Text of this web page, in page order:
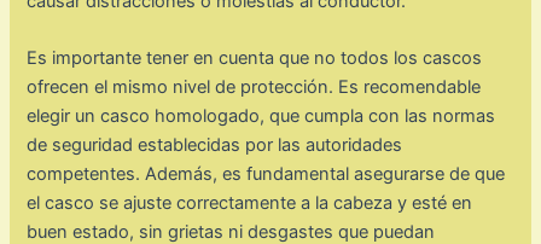
Es importante tener en cuenta que no todos los cascos
ofrecen el mismo nivel de protección. Es recomendable
elegir un casco homologado, que cumpla con las normas
de seguridad establecidas por las autoridades
competentes. Además, es fundamental asegurarse de que
el casco se ajuste correctamente a la cabeza y esté en
buen estado, sin grietas ni desgastes que puedan